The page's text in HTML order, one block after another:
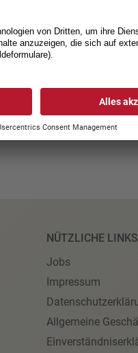
NÜTZLICHE LINKS
Jobs
Impressum
Allgemeine